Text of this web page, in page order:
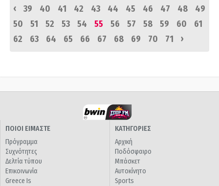
‹
39 40 41 42 43 44 45 46 47 48
49
50
51 52 53 54 55 56 57 58 59 60
61
62
63 64 65 66 67 68 69 70 71 ›
ΠΟΙΟΙ ΕΙΜΑΣΤΕ
Πρόγραμμα
Συχνότητες
Δελτία τύπου
Επικοινωνία
Greece Is
ΚΑΤΗΓΟΡΙΕΣ
Αρχική
Ποδόσφαιρο
Μπάσκετ
Αυτοκίνητο
Sports